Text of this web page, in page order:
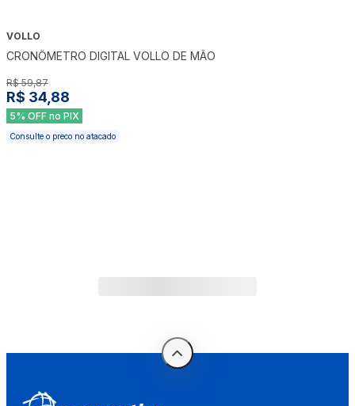
VOLLO
CRONÔMETRO DIGITAL VOLLO DE MÃO
R$ 59,87
R$ 34,88
5% OFF no PIX
Consulte o preco no atacado